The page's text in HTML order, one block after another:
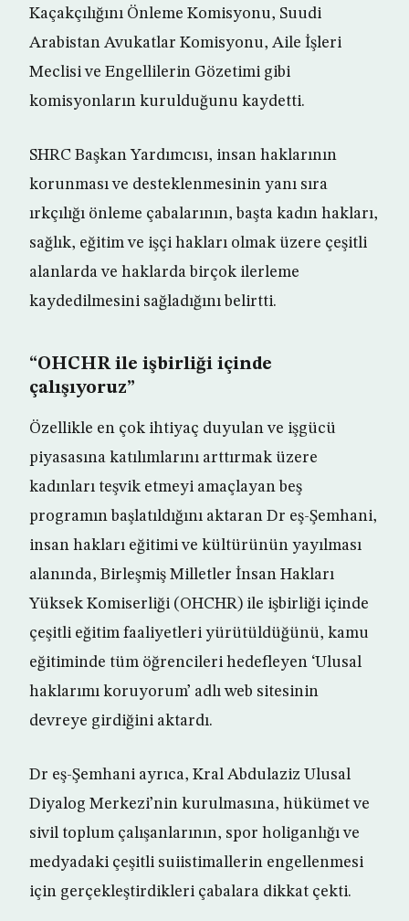
Kaçakçılığını Önleme Komisyonu, Suudi
Arabistan Avukatlar Komisyonu, Aile İşleri
Meclisi ve Engellilerin Gözetimi gibi
komisyonların kurulduğunu kaydetti.
SHRC Başkan Yardımcısı, insan haklarının
korunması ve desteklenmesinin yanı sıra
ırkçılığı önleme çabalarının, başta kadın hakları,
sağlık, eğitim ve işçi hakları olmak üzere çeşitli
alanlarda ve haklarda birçok ilerleme
kaydedilmesini sağladığını belirtti.
“OHCHR ile işbirliği içinde
çalışıyoruz”
Özellikle en çok ihtiyaç duyulan ve işgücü
piyasasına katılımlarını arttırmak üzere
kadınları teşvik etmeyi amaçlayan beş
programın başlatıldığını aktaran Dr eş-Şemhani,
insan hakları eğitimi ve kültürünün yayılması
alanında, Birleşmiş Milletler İnsan Hakları
Yüksek Komiserliği (OHCHR) ile işbirliği içinde
çeşitli eğitim faaliyetleri yürütüldüğünü, kamu
eğitiminde tüm öğrencileri hedefleyen ‘Ulusal
haklarımı koruyorum’ adlı web sitesinin
devreye girdiğini aktardı.
Dr eş-Şemhani ayrıca, Kral Abdulaziz Ulusal
Diyalog Merkezi’nin kurulmasına, hükümet ve
sivil toplum çalışanlarının, spor holiganlığı ve
medyadaki çeşitli suiistimallerin engellenmesi
için gerçekleştirdikleri çabalara dikkat çekti.